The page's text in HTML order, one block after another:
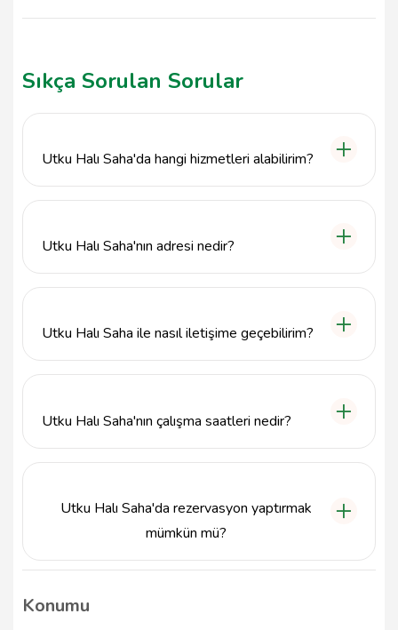
Sıkça Sorulan Sorular
Utku Halı Saha'da hangi hizmetleri alabilirim?
Utku Halı Saha'nın adresi nedir?
Utku Halı Saha ile nasıl iletişime geçebilirim?
Utku Halı Saha'nın çalışma saatleri nedir?
Utku Halı Saha'da rezervasyon yaptırmak
mümkün mü?
Evet, Utku Halı Saha'da maç veya antrenman için
iletişime geçmeniz gerekmektedir.
Konumu